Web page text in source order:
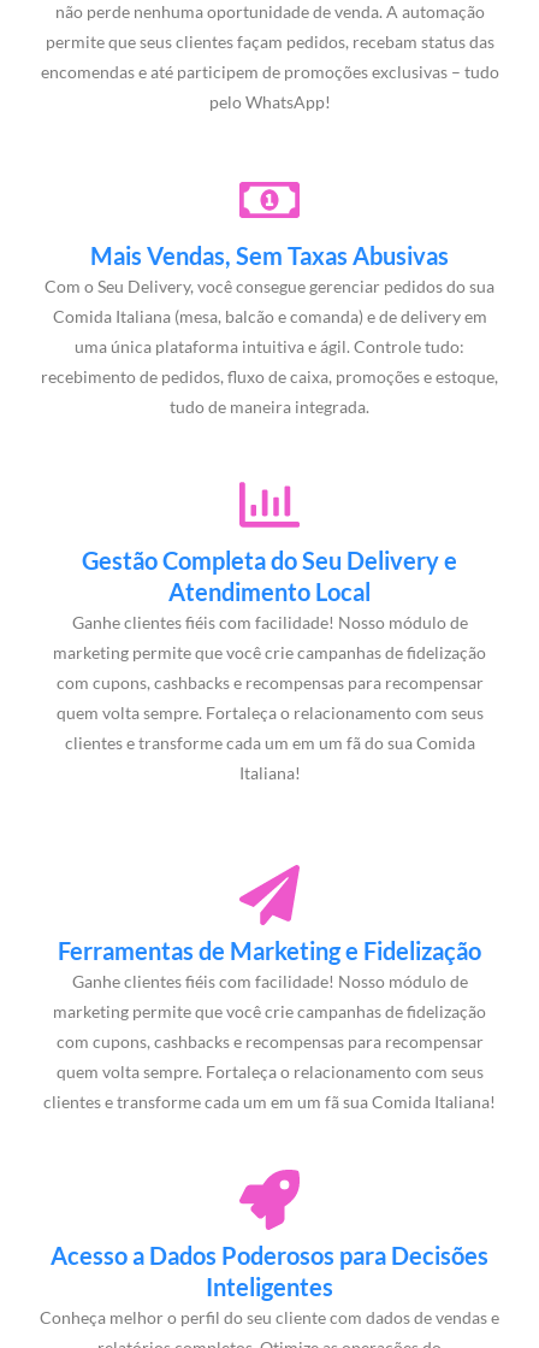
não perde nenhuma oportunidade de venda. A automação
permite que seus clientes façam pedidos, recebam status das
encomendas e até participem de promoções exclusivas – tudo
pelo WhatsApp!
Mais Vendas, Sem Taxas Abusivas
Com o Seu Delivery, você consegue gerenciar pedidos do sua
Comida Italiana (mesa, balcão e comanda) e de delivery em
uma única plataforma intuitiva e ágil. Controle tudo:
recebimento de pedidos, fluxo de caixa, promoções e estoque,
tudo de maneira integrada.
Gestão Completa do Seu Delivery e
Atendimento Local
Ganhe clientes fiéis com facilidade! Nosso módulo de
marketing permite que você crie campanhas de fidelização
com cupons, cashbacks e recompensas para recompensar
quem volta sempre. Fortaleça o relacionamento com seus
clientes e transforme cada um em um fã do sua Comida
Italiana!
Ferramentas de Marketing e Fidelização
Ganhe clientes fiéis com facilidade! Nosso módulo de
marketing permite que você crie campanhas de fidelização
com cupons, cashbacks e recompensas para recompensar
quem volta sempre. Fortaleça o relacionamento com seus
clientes e transforme cada um em um fã sua Comida Italiana!
Acesso a Dados Poderosos para Decisões
Inteligentes
Conheça melhor o perfil do seu cliente com dados de vendas e